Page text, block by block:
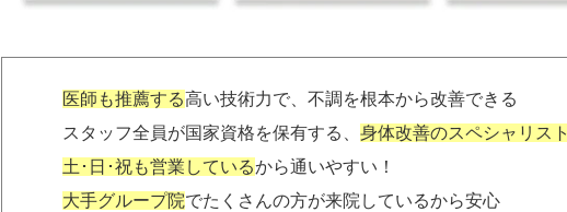
医師も推薦する高い技術力で、不調を根本から改善できる
スタッフ全員が国家資格を保有する、 身体改善のスペシャリスト
土･日･祝も営業しているから通いやすい！
大手グループ院でたくさんの方が来院しているから安心